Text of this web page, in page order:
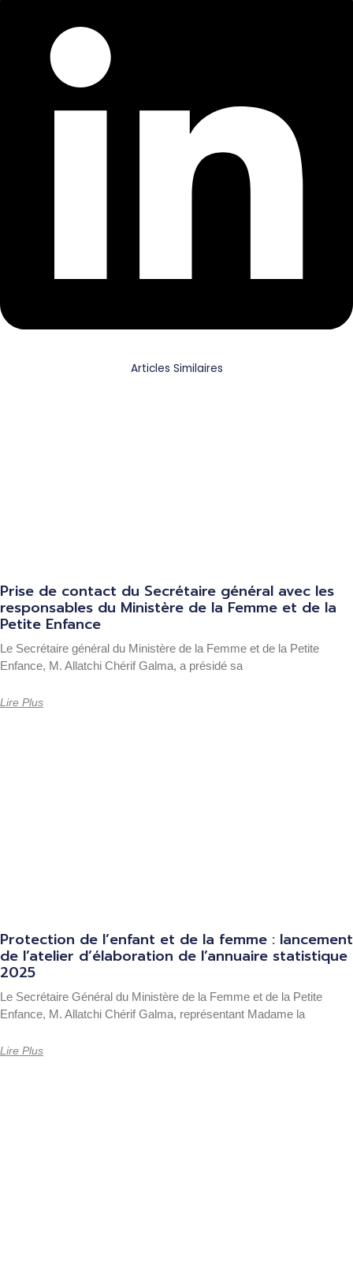
Articles Similaires
Prise de contact du Secrétaire général avec les
responsables du Ministère de la Femme et de la
Petite Enfance
Le Secrétaire général du Ministère de la Femme et de la Petite
Enfance, M. Allatchi Chérif Galma, a présidé sa
Lire Plus
Protection de l’enfant et de la femme : lancement
de l’atelier d’élaboration de l’annuaire statistique
2025
Le Secrétaire Général du Ministère de la Femme et de la Petite
Enfance, M. Allatchi Chérif Galma, représentant Madame la
Lire Plus